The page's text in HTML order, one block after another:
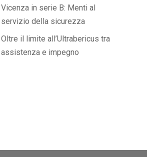
Vicenza in serie B: Menti al
servizio della sicurezza
Oltre il limite all’Ultrabericus tra
assistenza e impegno